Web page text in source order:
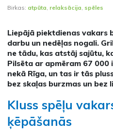
Birkas: atpūta, relaksācija, spēles
Liepājā piektdienas vakars
darbu un nedēļas nogali.
ne tādu, kas atstāj sajūtu,
Pilsēta ar apmēram 67
nekā Rīga, un tas ir tās
bez skaļas burzmas un bez
Kluss spēļu
ķēpāšanās